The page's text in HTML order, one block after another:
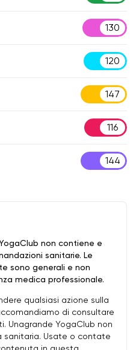
130
120
147
116
144
non contiene e
sanitarie. Le
sono generali e non
medica professionale.
qualsiasi azione sulla
di consultare
Unagrande YogaClub non
sanitaria. Usate o contate